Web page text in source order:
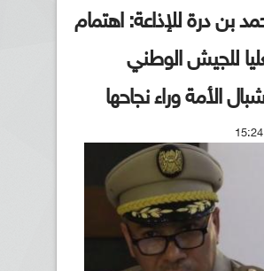
بن درة للإذاعة: اهتمام
للجيش الوطني
الأمة وراء نجاحها